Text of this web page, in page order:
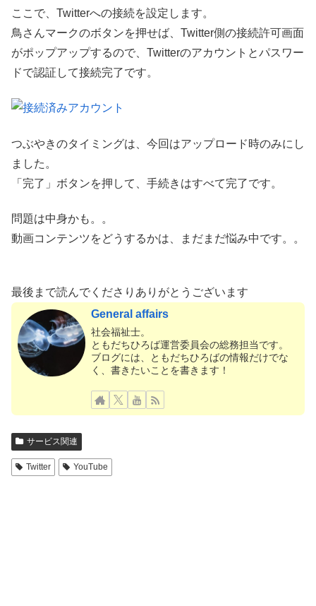
ここで、Twitterへの接続を設定します。
鳥さんマークのボタンを押せば、Twitter側の接続許可画面
がポップアップするので、Twitterのアカウントとパスワー
ドで認証して接続完了です。
つぶやきのタイミングは、今回はアップロード時のみにし
ました。
「完了」ボタンを押して、手続きはすべて完了です。
問題は中身かも。。
動画コンテンツをどうするかは、まだまだ悩み中です。。
最後まで読んでくださりありがとうございます
General affairs
社会福祉士。
ともだちひろば運営委員会の総務担当です。
ブログには、ともだちひろばの情報だけでな
く、書きたいことを書きます！
サービス関連
Twitter YouTube